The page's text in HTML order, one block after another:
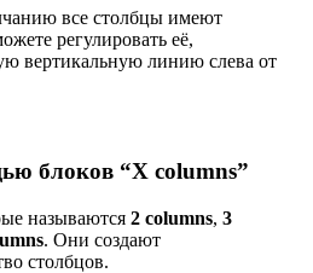
все столбцы имеют
регулировать её,
вертикальную линию слева от
блоков “X columns”
называются 2 columns, 3
. Они создают
столбцов.